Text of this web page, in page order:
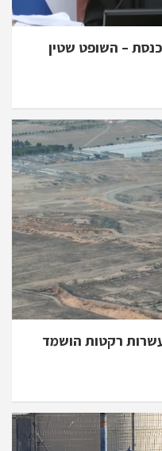
– השופט שטין
רקטות הושמד